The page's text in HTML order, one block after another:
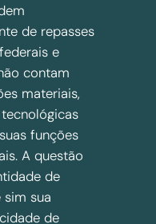
de repasses
e
contam
materiais,
funções
A questão
de
sua
de